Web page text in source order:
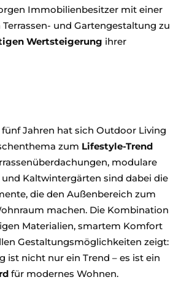
Immobilienbesitzer mit einer
und Gartengestaltung zu
Wertsteigerung ihrer
Jahren hat sich Outdoor Living
zum Lifestyle-Trend
modulare
Kaltwintergärten sind dabei die
die den Außenbereich zum
machen. Die Kombination
Materialien, smartem Komfort
Gestaltungsmöglichkeiten zeigt:
ist nicht nur ein Trend – es ist ein
für modernes Wohnen.